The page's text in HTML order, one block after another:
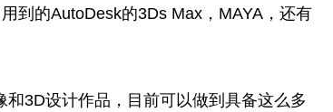
到的AutoDesk的3Ds Max，MAYA，还有
3D设计作品，目前可以做到具备这么多